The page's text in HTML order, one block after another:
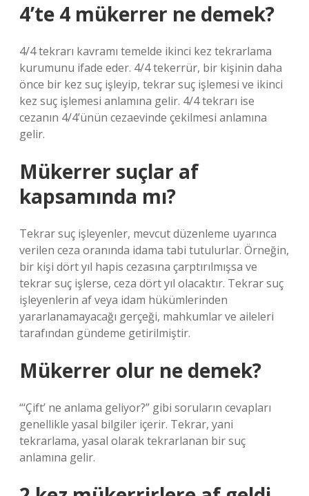
4’te 4 mükerrer ne demek?
4/4 tekrarı kavramı temelde ikinci kez tekrarlama
kurumunu ifade eder. 4/4 tekerrür, bir kişinin daha
önce bir kez suç işleyip, tekrar suç işlemesi ve ikinci
kez suç işlemesi anlamına gelir. 4/4 tekrarı ise
cezanın 4/4’ünün cezaevinde çekilmesi anlamına
gelir.
Mükerrer suçlar af
kapsamında mı?
Tekrar suç işleyenler, mevcut düzenleme uyarınca
verilen ceza oranında idama tabi tutulurlar. Örneğin,
bir kişi dört yıl hapis cezasına çarptırılmışsa ve
tekrar suç işlerse, ceza dört yıl olacaktır. Tekrar suç
işleyenlerin af veya idam hükümlerinden
yararlanamayacağı gerçeği, mahkumlar ve aileleri
tarafından gündeme getirilmiştir.
Mükerrer olur ne demek?
“‘Çift’ ne anlama geliyor?” gibi soruların cevapları
genellikle yasal bilgiler içerir. Tekrar, yani
tekrarlama, yasal olarak tekrarlanan bir suç
anlamına gelir.